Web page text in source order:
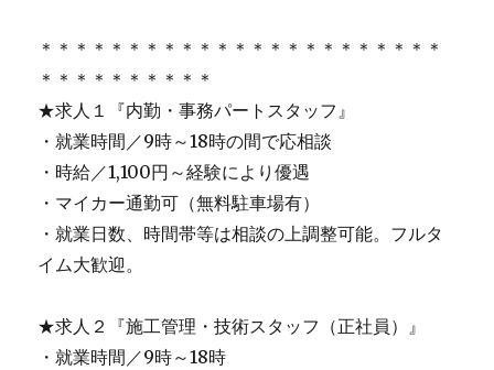
＊＊＊＊＊＊＊＊＊＊＊＊＊＊＊＊＊＊＊＊＊＊＊
＊＊＊＊＊＊＊＊＊＊
★求人１『内勤・事務パートスタッフ』
・就業時間／9時～18時の間で応相談
・時給／1,100円～経験により優遇
・マイカー通勤可（無料駐車場有）
・就業日数、時間帯等は相談の上調整可能。フルタ
イム大歓迎。
★求人２『施工管理・技術スタッフ（正社員）』
・就業時間／9時～18時